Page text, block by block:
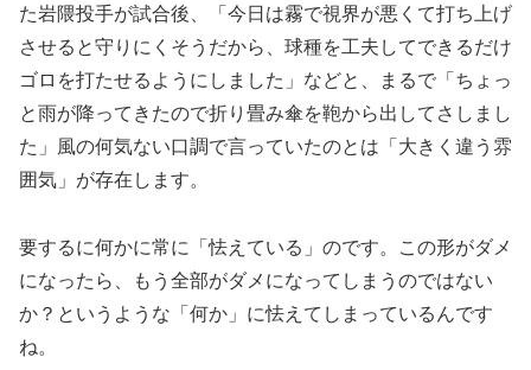
た岩隈投手が試合後、「今日は霧で視界が悪くて打ち上げ
させると守りにくそうだから、球種を工夫してできるだけ
ゴロを打たせるようにしました」などと、まるで「ちょっ
と雨が降ってきたので折り畳み傘を鞄から出してさしまし
た」風の何気ない口調で言っていたのとは「大きく違う雰
囲気」が存在します。
要するに何かに常に「怯えている」のです。この形がダメ
になったら、もう全部がダメになってしまうのではない
か？というような「何か」に怯えてしまっているんです
ね。